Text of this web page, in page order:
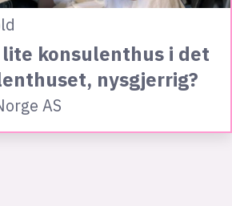
konsulenthus i det
nysgjerrig?
AS